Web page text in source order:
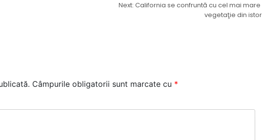
Next: California se confruntă cu cel mai
vegetaţie din
Câmpurile obligatorii sunt marcate cu *